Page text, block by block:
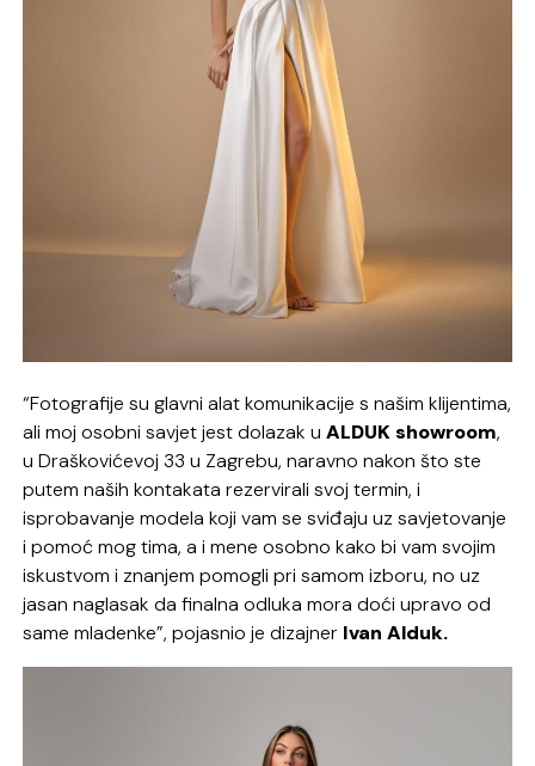
“Fotografije su glavni alat komunikacije s našim klijentima,
ali moj osobni savjet jest dolazak uALDUK showroom,
u Draškovićevoj 33 u Zagrebu, naravno nakon što ste
putem naših kontakata rezervirali svoj termin, i
isprobavanje modela koji vam se sviđaju uz savjetovanje
i pomoć mog tima, a i mene osobno kako bi vam svojim
iskustvom i znanjem pomogli pri samom izboru, no uz
jasan naglasak da finalna odluka mora doći upravo od
same mladenke”, pojasnio je dizajner Ivan Alduk.